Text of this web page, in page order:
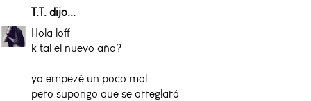
T.T. dijo...
Hola loff
k tal el nuevo año?
yo empezé un poco mal
pero supongo que se arreglará